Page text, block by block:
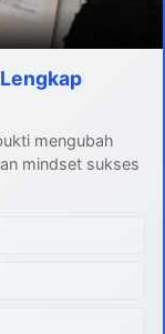
mengubah
mindset sukses